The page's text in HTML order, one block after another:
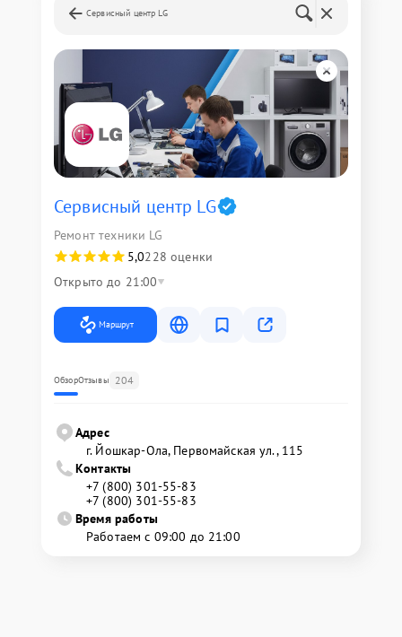
Сервисный центр LG
Сервисный центр LG
Ремонт техники LG
5,0228 оценки
Открыто до 21:00
Маршрут
ОбзорОтзывы 204
Адрес
г. Йошкар-Ола, Первомайская ул., 115
Контакты
+7 (800) 301-55-83
+7 (800) 301-55-83
Время работы
Работаем с 09:00 до 21:00